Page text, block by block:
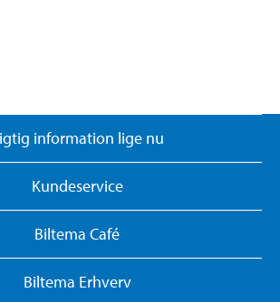
information lige nu
Kundeservice
Biltema Café
Biltema Erhverv